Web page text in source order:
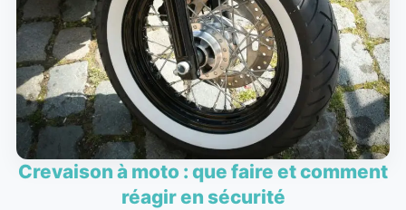
Crevaison à moto : que faire et comment
réagir en sécurité